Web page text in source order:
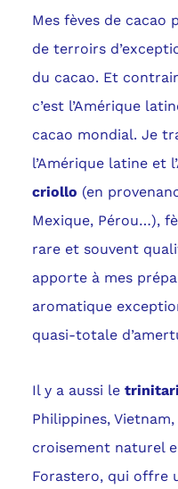
Mes fèves de cacao
de terroirs
du cacao. Et
c’est l’Amérique
cacao mondial. Je
l’Amérique latine et
criollo (en
Mexique, Pérou…),
rare et souvent
apporte à mes
aromatique
quasi-totale
Il y a aussi le
Philippines,
croisement naturel
Forastero, qui offre